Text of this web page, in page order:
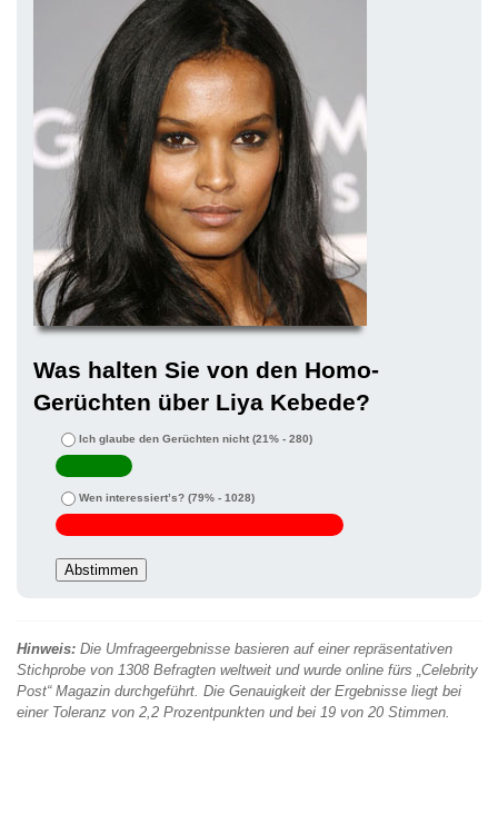
Was halten Sie von den Homo-
Gerüchten über Liya Kebede?
Ich glaube den Gerüchten nicht(21% - 280)
Wen interessiert’s? (79% - 1028)
Hinweis: Die Umfrageergebnisse basieren auf einer repräsentativen
Stichprobe von 1308 Befragten weltweit und wurde online fürs „Celebrity
Post“ Magazin durchgeführt. Die Genauigkeit der Ergebnisse liegt bei
einer Toleranz von 2,2 Prozentpunkten und bei 19 von 20 Stimmen.